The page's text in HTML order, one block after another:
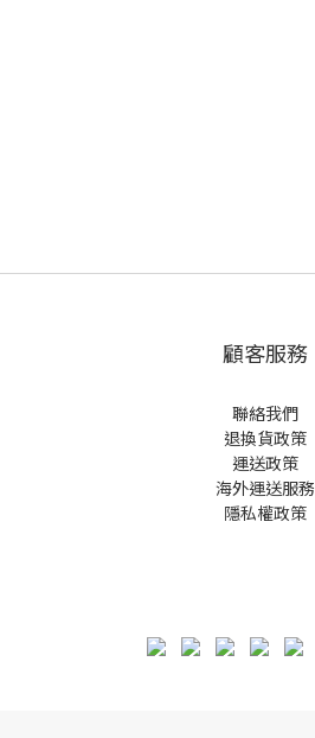
顧客服務
聯絡我們
退換貨政策
運送政策
海外運送服務
隱私權政策